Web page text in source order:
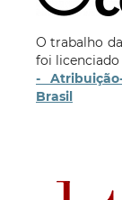
O trabalho
foi
-
Brasil